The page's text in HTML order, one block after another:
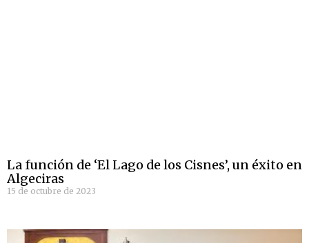
La función de ‘El Lago de los Cisnes’, un éxito en
Algeciras
15 de octubre de 2023